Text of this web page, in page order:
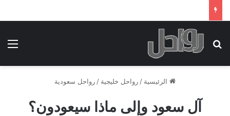
بحث عن
الرئيسية / رواحل خليجية / رواحل سعودية
آل سعود وإلى ماذا سيعودون؟